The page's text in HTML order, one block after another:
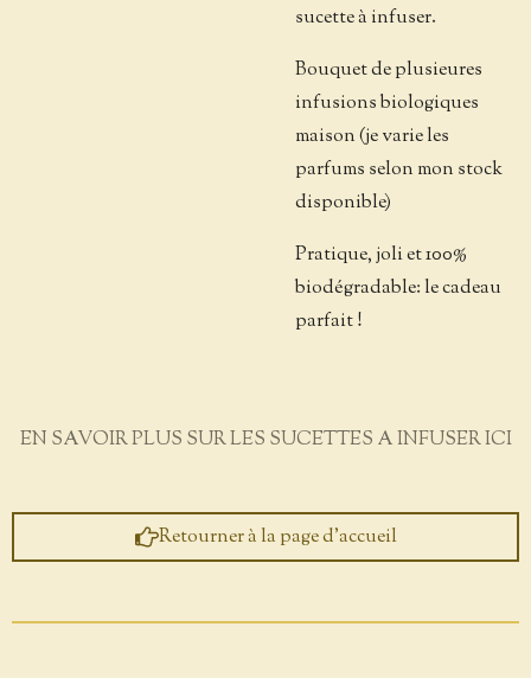
sucette à infuser.
Bouquet de plusieures
infusions biologiques
maison (je varie les
parfums selon mon stock
disponible)
Pratique, joli et 100%
biodégradable: le cadeau
parfait !
EN SAVOIR PLUS SUR LES SUCETTES A INFUSER ICI
Retourner à la page d'accueil